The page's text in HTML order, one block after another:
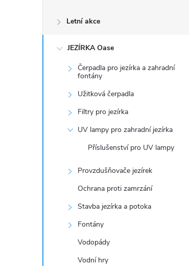
s
Letní akce
JEZÍRKA Oase
Čerpadla pro jezírka a zahradní
fontány
Užitková čerpadla
Filtry pro jezírka
UV lampy pro zahradní jezírka
Příslušenství pro UV lampy
Provzdušňovače jezírek
Ochrana proti zamrzání
Stavba jezírka a potoka
Fontány
Vodopády
Vodní hry